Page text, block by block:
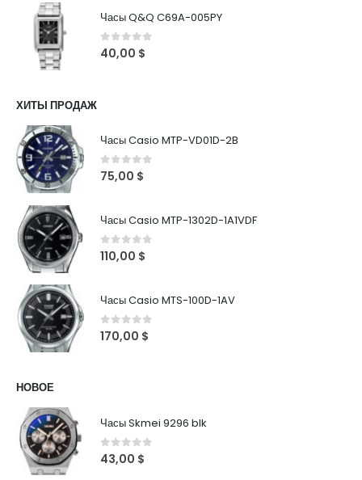
Часы Q&Q C69A-005PY
0 out of 5
40,00 $
ХИТЫ ПРОДАЖ
Часы Casio MTP-VD01D-2B
0out of 5
75,00 $
Часы Casio MTP-1302D-1A1VDF
0out of 5
110,00 $
Часы Casio MTS-100D-1AV
0out of 5
170,00 $
НОВОЕ
Часы Skmei 9296 blk
0 out of 5
43,00 $